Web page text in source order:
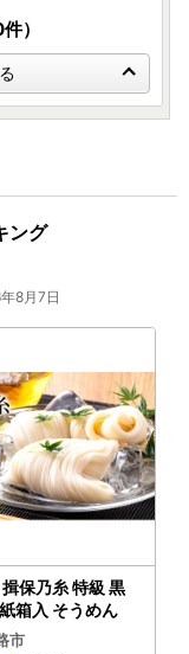
件）
ング
8月7日
保乃糸 特級 黒
箱入 そうめん
市